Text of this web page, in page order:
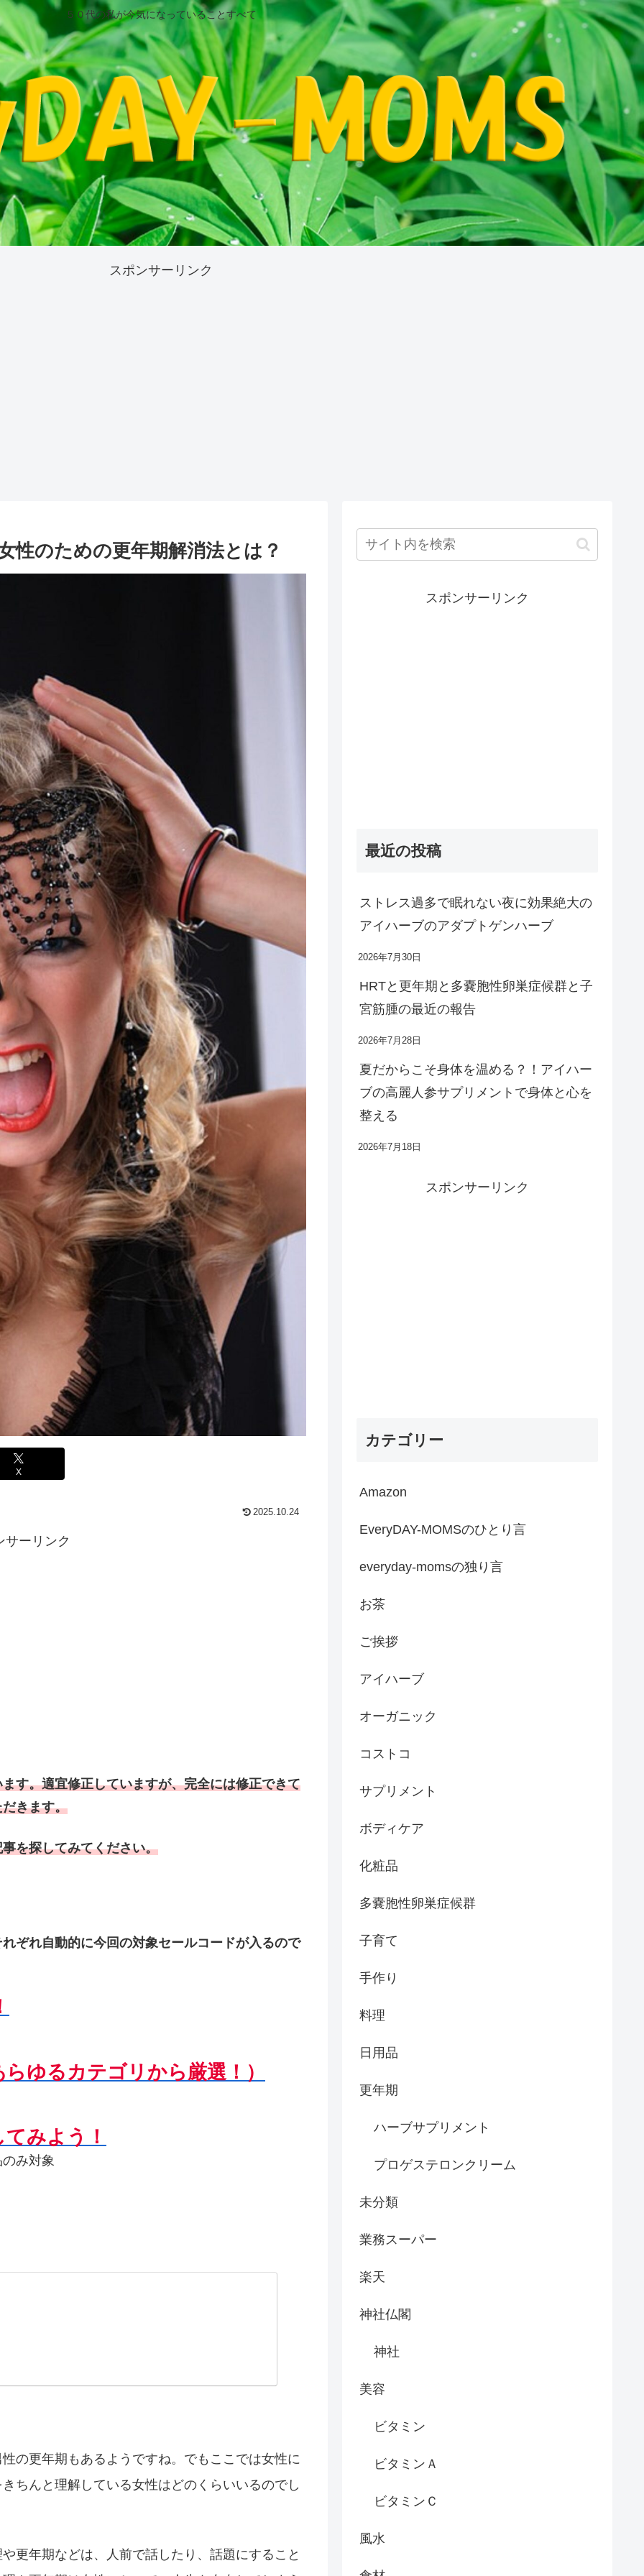
５０代の私が今気になっていることすべて
スポンサーリンク
性のための更年期解消法とは？
X
2025.10.24
サーリンク
す。適宜修正していますが、完全には修正できて
きます。
を探してみてください。
ぞれ自動的に今回の対象セールコードが入るので
ゆるカテゴリから厳選！）
みよう！
み対象
の更年期もあるようですね。でもここでは女性に
ちんと理解している女性はどのくらいいるのでし
更年期などは、人前で話したり、話題にすること
スポンサーリンク
最近の投稿
ストレス過多で眠れない夜に効果絶大の
アイハーブのアダプトゲンハーブ
2026年7月30日
HRTと更年期と多嚢胞性卵巣症候群と子
宮筋腫の最近の報告
2026年7月28日
夏だからこそ身体を温める？！アイハー
ブの高麗人参サプリメントで身体と心を
整える
2026年7月18日
スポンサーリンク
カテゴリー
Amazon
EveryDAY-MOMSのひとり言
everyday-momsの独り言
お茶
ご挨拶
アイハーブ
オーガニック
コストコ
サプリメント
ボディケア
化粧品
多嚢胞性卵巣症候群
子育て
手作り
料理
日用品
更年期
ハーブサプリメント
プロゲステロンクリーム
未分類
業務スーパー
楽天
神社仏閣
神社
美容
ビタミン
ビタミンＡ
ビタミンＣ
風水